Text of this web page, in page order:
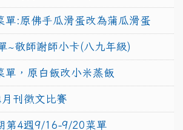
單:原佛手瓜滑蛋改為蒲瓜滑蛋
~敬師謝師小卡(八九年級)
單，原白飯改小米蒸飯
刊徵文比賽
第4週9/16-9/20菜單